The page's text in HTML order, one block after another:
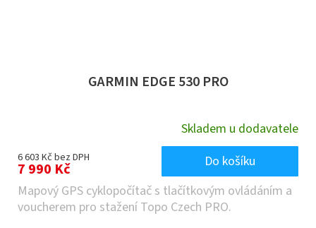
GARMIN EDGE 530 PRO
Skladem u dodavatele
6 603 Kč bez DPH
7 990 Kč
Do košíku
Mapový GPS cyklopočítač s tlačítkovým ovládáním a
voucherem pro stažení Topo Czech PRO.